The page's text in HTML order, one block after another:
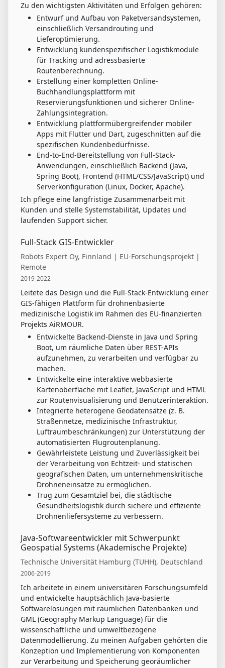
Zu den wichtigsten Aktivitäten und Erfolgen gehören:
Entwurf und Aufbau von Paketversandsystemen,
einschließlich Versandrouting und
Lieferoptimierung.
Entwicklung kundenspezifischer Logistikmodule
für Tracking und adressbasierte
Routenberechnung.
Erstellung einer kompletten Online-
Buchhandlungsplattform mit
Reservierungsfunktionen und sicherer Online-
Zahlungsintegration.
Entwicklung plattformübergreifender mobiler
Apps mit Flutter und Dart, zugeschnitten auf die
spezifischen Kundenbedürfnisse.
End-to-End-Bereitstellung von Full-Stack-
Anwendungen, einschließlich Backend (Java,
Spring Boot), Frontend (HTML/CSS/JavaScript) und
Serverkonfiguration (Linux, Docker, Apache).
Ich pflege eine langfristige Zusammenarbeit mit
Kunden und stelle Systemstabilität, Updates und
laufenden Support sicher.
Full-Stack GIS-Entwickler
Robots Expert Oy, Finnland | EU-Forschungsprojekt |
Remote
2019-2022
Leitete das Design und die Full-Stack-Entwicklung einer
GIS-fähigen Plattform für drohnenbasierte
medizinische Logistik im Rahmen des EU-finanzierten
Projekts AiRMOUR.
Entwickelte Backend-Dienste in Java und Spring
Boot, um räumliche Daten über REST-APIs
aufzunehmen, zu verarbeiten und verfügbar zu
machen.
Entwickelte eine interaktive webbasierte
Kartenoberfläche mit Leaflet, JavaScript und HTML
zur Routenvisualisierung und Benutzerinteraktion.
Integrierte heterogene Geodatensätze (z. B.
Straßennetze, medizinische Infrastruktur,
Luftraumbeschränkungen) zur Unterstützung der
automatisierten Flugroutenplanung.
Gewährleistete Leistung und Zuverlässigkeit bei
der Verarbeitung von Echtzeit- und statischen
geografischen Daten, um unternehmenskritische
Drohneneinsätze zu ermöglichen.
Trug zum Gesamtziel bei, die städtische
Gesundheitslogistik durch sichere und effiziente
Drohnenliefersysteme zu verbessern.
Java-Softwareentwickler mit Schwerpunkt
Geospatial Systems (Akademische Projekte)
Technische Universität Hamburg (TUHH), Deutschland
2006-2019
Ich arbeitete in einem universitären Forschungsumfeld
und entwickelte hauptsächlich Java-basierte
Softwarelösungen mit räumlichen Datenbanken und
GML (Geography Markup Language) für die
wissenschaftliche und umweltbezogene
Datenmodellierung. Zu meinen Aufgaben gehörten die
Konzeption und Implementierung von Komponenten
zur Verarbeitung und Speicherung georäumlicher